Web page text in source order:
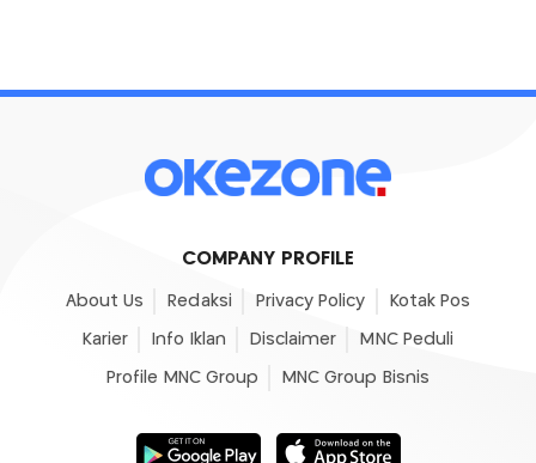
COMPANY PROFILE
About Us Redaksi Privacy Policy Kotak Pos
Karier Info Iklan Disclaimer MNC Peduli
Profile MNC Group MNC Group Bisnis